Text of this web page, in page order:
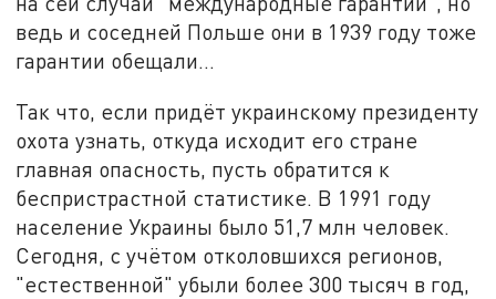
ведь и соседней Польше они в 1939 году тоже
гарантии обещали…
Так что, если придёт украинскому президенту
охота узнать, откуда исходит его стране
главная опасность, пусть обратится к
беспристрастной статистике. В 1991 году
население Украины было 51,7 млн человек.
Сегодня, с учётом отколовшихся регионов,
"естественной" убыли более 300 тысяч в год,